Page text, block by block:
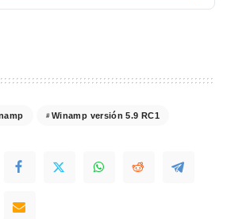
Winamp versión 5.9 RC1